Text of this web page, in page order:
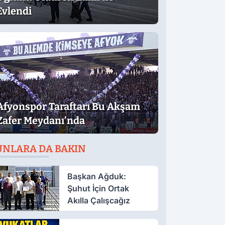
Taraftarı Bu Akşam
Meydanı’nda
DA BAKIN
Başkan Ağduk:
Şuhut İçin Ortak
Akılla Çalışcağız